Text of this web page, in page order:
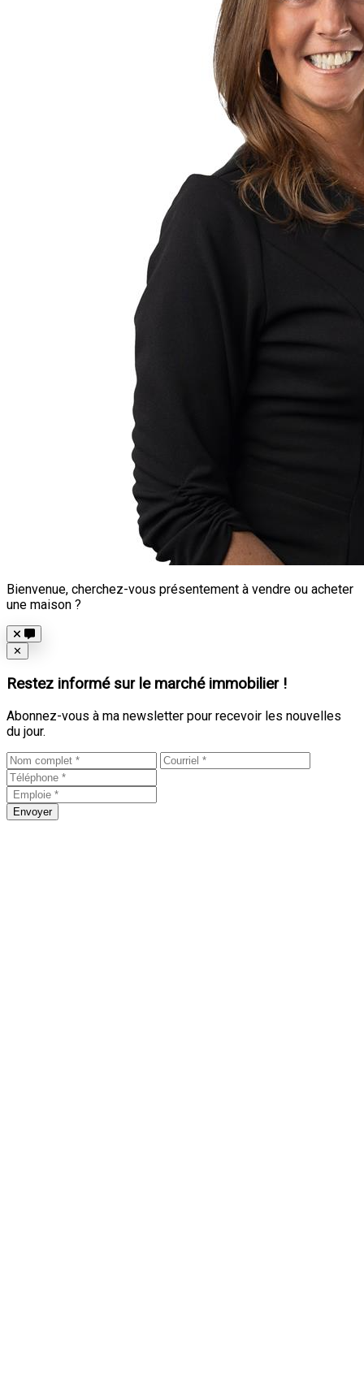
Bienvenue, cherchez-vous présentement à vendre ou acheter
une maison ?
Close
✕
Restez informé sur le marché immobilier !
Abonnez-vous à ma newsletter pour recevoir les nouvelles
du jour.
Envoyer